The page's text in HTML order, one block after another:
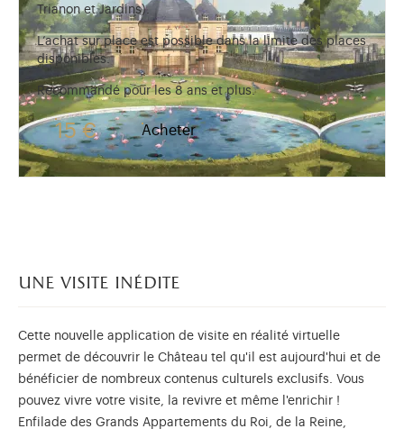
Trianon et Jardins).
L’achat sur place est possible dans la limite des places
disponibles.
Recommandé pour les 8 ans et plus.
15 € Acheter
une visite inédite
Cette nouvelle application de visite en réalité virtuelle
permet de découvrir le Château tel qu'il est aujourd'hui et de
bénéficier de nombreux contenus culturels exclusifs. Vous
pouvez vivre votre visite, la revivre et même l'enrichir !
Enfilade des Grands Appartements du Roi, de la Reine,